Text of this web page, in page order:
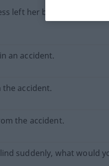
left her blind.
an accident.
accident.
the accident.
suddenly, what would